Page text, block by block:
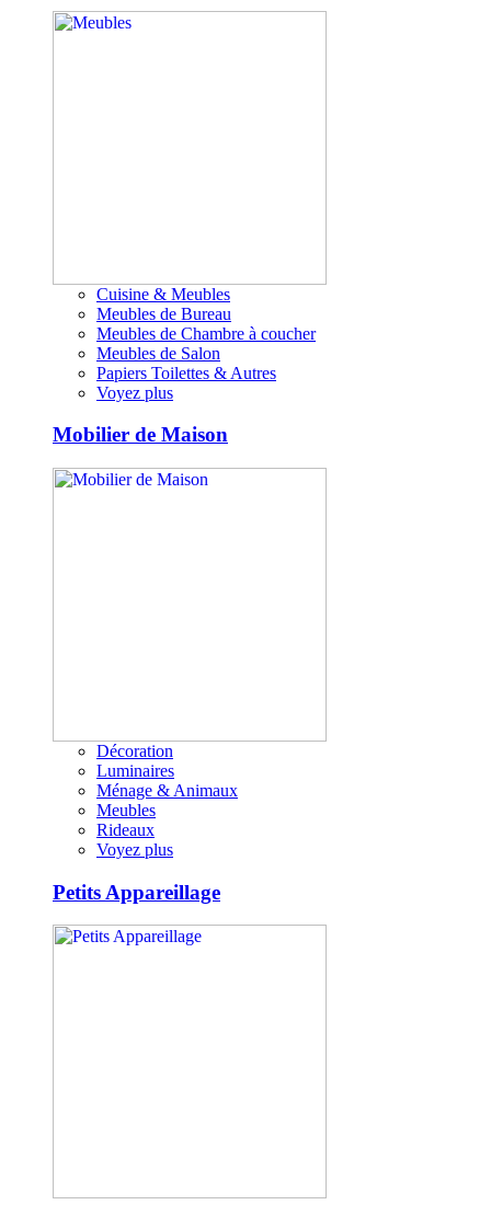
Cuisine & Meubles
Meubles de Bureau
Meubles de Chambre à coucher
Meubles de Salon
Papiers Toilettes & Autres
Voyez plus
Mobilier de Maison
Décoration
Luminaires
Ménage & Animaux
Meubles
Rideaux
Voyez plus
Petits Appareillage